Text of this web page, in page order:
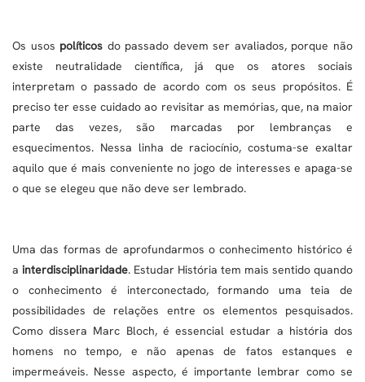
Os usos políticos do passado devem ser avaliados, porque não
existe neutralidade científica, já que os atores sociais
interpretam o passado de acordo com os seus propósitos. É
preciso ter esse cuidado ao revisitar as memórias, que, na maior
parte das vezes, são marcadas por lembranças e
esquecimentos. Nessa linha de raciocínio, costuma-se exaltar
aquilo que é mais conveniente no jogo de interesses e apaga-se
o que se elegeu que não deve ser lembrado.
Uma das formas de aprofundarmos o conhecimento histórico é
a interdisciplinaridade. Estudar História tem mais sentido quando
o conhecimento é interconectado, formando uma teia de
possibilidades de relações entre os elementos pesquisados.
Como dissera Marc Bloch, é essencial estudar a história dos
homens no tempo, e não apenas de fatos estanques e
impermeáveis. Nesse aspecto, é importante lembrar como se